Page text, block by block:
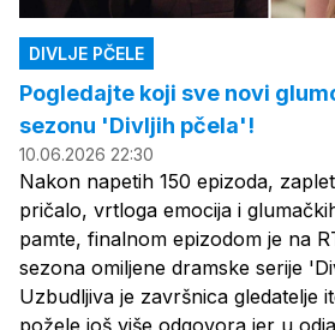
DIVLJE PČELE
Pogledajte koji sve novi
sezonu 'Divljih pčela'!
10.06.2026 22:30
Nakon napetih 150 epizoda,
pričalo, vrtloga emocija i
pamte, finalnom epizodom je na
sezona omiljene dramske serije
Uzbudljiva je završnica gledatelje
požele još više odgovora jer u